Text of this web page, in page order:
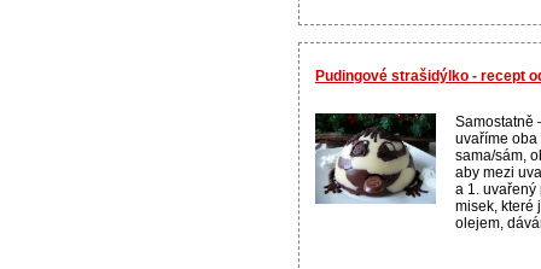
Pudingové strašidýlko - recept
Samostatně
uvaříme oba
sama/sám,
aby mezi
a 1.
misek, které
olejem,